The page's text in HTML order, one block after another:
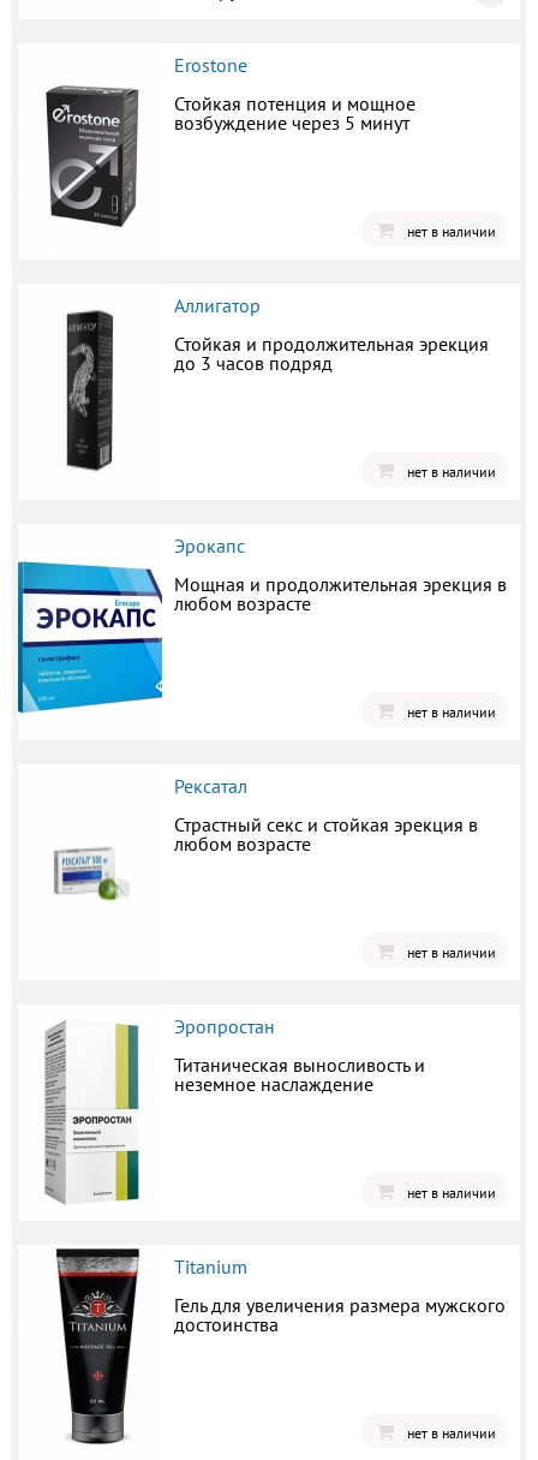
Erostone
Стойкая потенция и мощное
возбуждение через 5 минут
нет в наличии
Аллигатор
Стойкая и продолжительная эрекция
до 3 часов подряд
нет в наличии
Эрокапс
Мощная и продолжительная эрекция в
любом возрасте
нет в наличии
Рексатал
Страстный секс и стойкая эрекция в
любом возрасте
нет в наличии
Эропростан
Титаническая выносливость и
неземное наслаждение
нет в наличии
Titanium
Гель для увеличения размера мужского
достоинства
нет в наличии